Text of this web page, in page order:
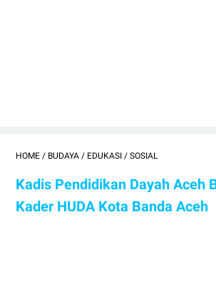
HOME / BUDAYA / EDUKASI / SOSIAL
Kadis Pendidikan Dayah Aceh
Kader HUDA Kota Banda Aceh